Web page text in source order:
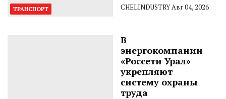
ТРАНСПОРТ CHELINDUSTRYАвг 04, 2026
В
энергокомпании
«Россети Урал»
укрепляют
систему охраны
труда